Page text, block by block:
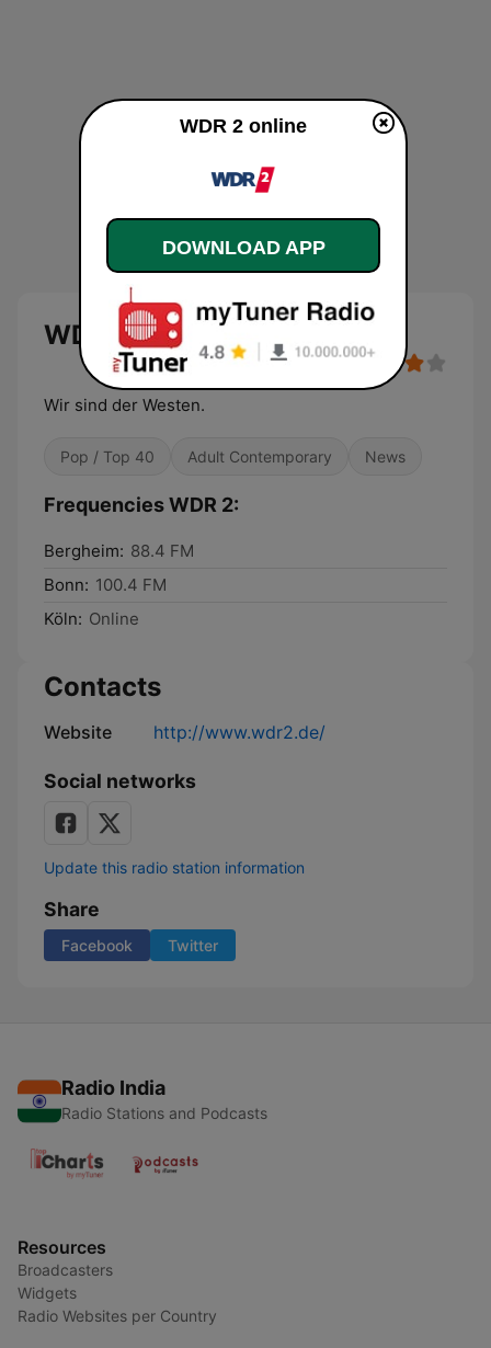
WDR 2
Wir sind der Westen.
Pop / Top 40 Adult Contemporary News
Frequencies WDR 2:
Bergheim: 88.4 FM
Bonn: 100.4 FM
Köln: Online
Contacts
Website http://www.wdr2.de/
Social networks
Update this radio station information
Share
Facebook Twitter
Radio India
Radio Stations and Podcasts
Resources
Broadcasters
Widgets
Radio Websites per Country
WDR 2 online
DOWNLOAD APP